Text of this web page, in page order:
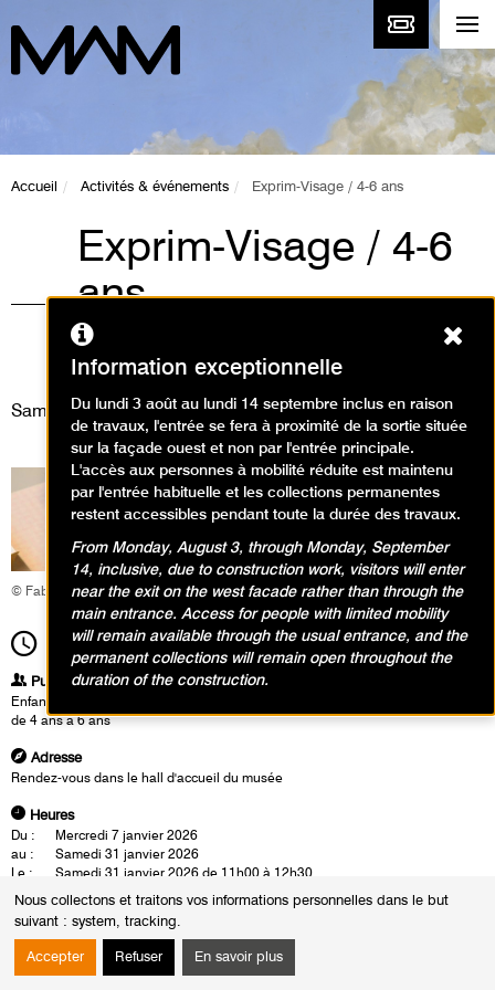
Nous collectons et traitons vos informations personnelles dans le but
suivant : system, tracking.
Accepter Refuser En savoir plus
Accueil Activités & événements Exprim-Visage / 4-6 ans
Exprim-Visage / 4-6
ans
Ateliers, Animations / Atelier arts
plastiques
Samedi 31 janvier 2026
© Fabrice Gaboriau
11h00 Durée1h30
Publics
Enfants / Ados
de 4 ans à 6 ans
Adresse
Rendez-vous dans le hall d'accueil du musée
Heures
Du :
Mercredi 7 janvier 2026
au :
Samedi 31 janvier 2026
Le :
Samedi 31 janvier 2026 de 11h00 à 12h30
Dans l’exposition George Condo, les enfants partent à la rencontre de
visages étonnants, drôles, tordus ou complètement inventés !
Avec Exprim-Visage, ils s’amusent à décrypter les émotions cachées
Information exceptionnelle
Du lundi 3 août au lundi 14 septembre inclus en raison
de travaux, l'entrée se fera à proximité de la sortie située
sur la façade ouest et non par l'entrée principale.
L'accès aux personnes à mobilité réduite est maintenu
par l'entrée habituelle et les collections permanentes
restent accessibles pendant toute la durée des travaux.
From Monday, August 3, through Monday, September
14, inclusive, due to construction work, visitors will enter
near the exit on the west facade rather than through the
main entrance. Access for people with limited mobility
will remain available through the usual entrance, and the
permanent collections will remain open throughout the
duration of the construction.